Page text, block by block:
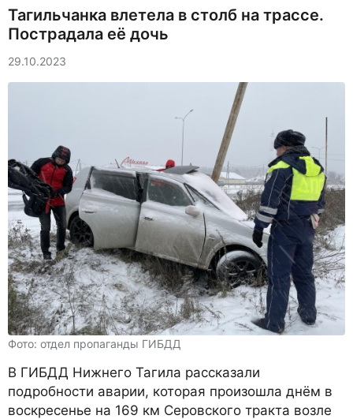
Тагильчанка влетела в столб на трассе.
Пострадала её дочь
29.10.2023
Фото: отдел пропаганды ГИБДД
В ГИБДД Нижнего Тагила рассказали
подробности аварии, которая произошла днём в
воскресенье на 169 км Серовского тракта возле